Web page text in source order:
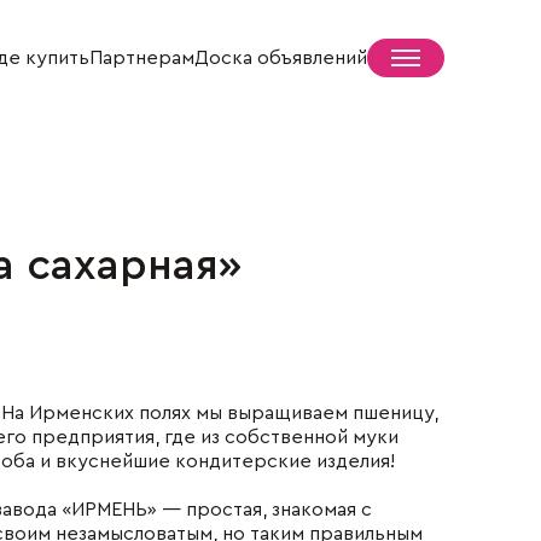
купить ПартнерамДоска объявлений
Пресс-центр
Ирменских полях мы выращиваем пшеницу,
предприятия, где из собственной муки
и вкуснейшие кондитерские изделия!
«ИРМЕНЬ» — простая, знакомая с
незамысловатым, но таким правильным